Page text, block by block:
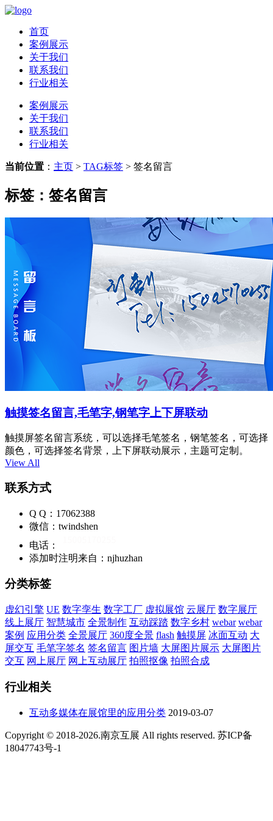
首页
案例展示
关于我们
联系我们
行业相关
案例展示
关于我们
联系我们
行业相关
当前位置 ： 主页 > TAG标签 > 签名留言
标签：签名留言
触摸签名留言,毛笔字,钢笔字上下屏联动
触摸屏签名留言系统，可以选择毛笔签名，钢笔签名，可选择
颜色，可选择签名背景，上下屏联动展示，主题可定制。
View All
联系方式
Q Q：17062388
微信：twindshen
电话：
添加时注明来自：njhuzhan
分类标签
虚幻引擎 UE 数字孪生 数字工厂 虚拟展馆 云展厅 数字展厅
线上展厅 智慧城市 全景制作 互动踩踏 数字乡村 webar webar
案例 应用分类 全景展厅 360度全景 flash 触摸屏 冰面互动 大
屏交互 毛笔字签名 签名留言 图片墙 大屏图片展示 大屏图片
交互 网上展厅 网上互动展厅 拍照抠像 拍照合成
行业相关
互动多媒体在展馆里的应用分类 2019-03-07
Copyright © 2018-2026.南京互展 All rights reserved. 苏ICP备
18047743号-1